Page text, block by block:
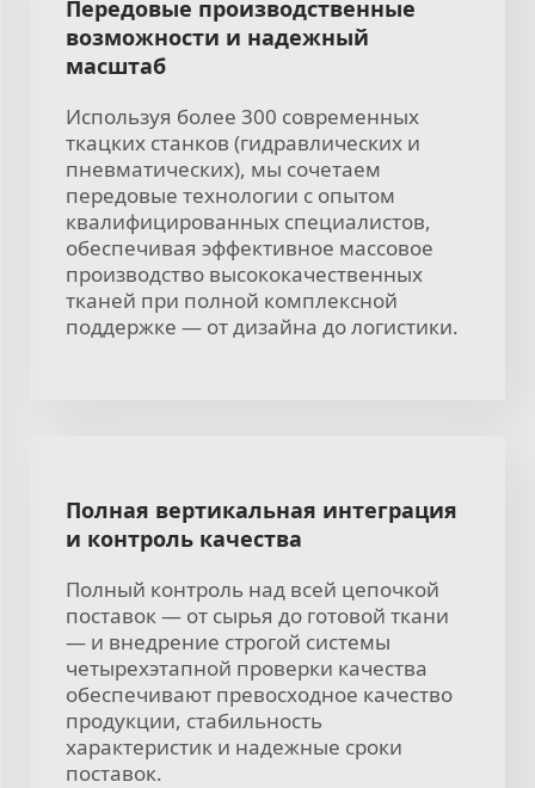
Передовые производственные
возможности и надежный
масштаб
Используя более 300 современных
ткацких станков (гидравлических и
пневматических), мы сочетаем
передовые технологии с опытом
квалифицированных специалистов,
обеспечивая эффективное массовое
производство высококачественных
тканей при полной комплексной
поддержке — от дизайна до логистики.
Полная вертикальная интеграция
и контроль качества
Полный контроль над всей цепочкой
поставок — от сырья до готовой ткани
— и внедрение строгой системы
четырехэтапной проверки качества
обеспечивают превосходное качество
продукции, стабильность
характеристик и надежные сроки
поставок.